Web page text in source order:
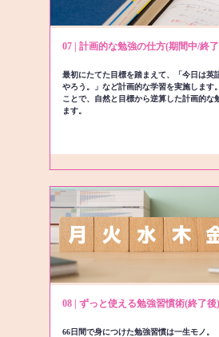
07 | 計画的な勉強の仕方(期間中/終
最初にたてた目標を踏まえて、「今日は英
やろう。」など計画的な学習を実施します
ことで、自然と目標から逆算した計画的な
ます。
08 | ずっと使える勉強習慣術(終了後)
66日間で身につけた勉強習慣は一生モノ。